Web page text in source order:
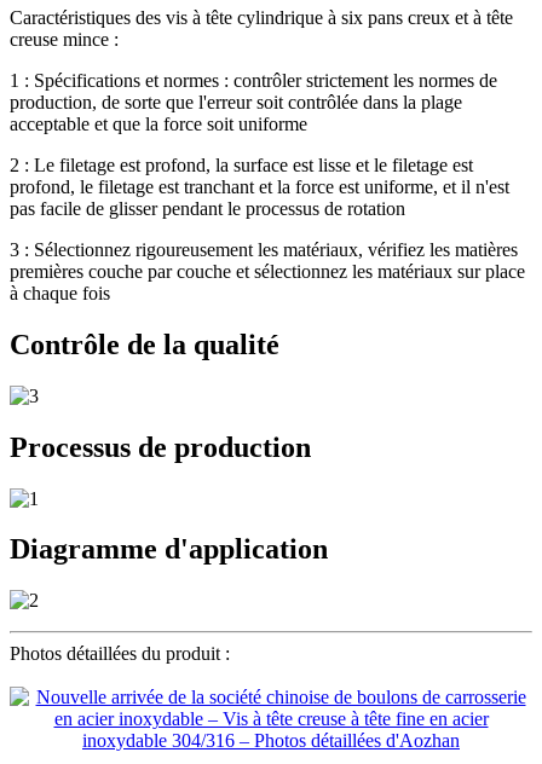
Caractéristiques des vis à tête cylindrique à six pans creux et à tête
creuse mince :
1 : Spécifications et normes : contrôler strictement les normes de
production, de sorte que l'erreur soit contrôlée dans la plage
acceptable et que la force soit uniforme
2 : Le filetage est profond, la surface est lisse et le filetage est
profond, le filetage est tranchant et la force est uniforme, et il n'est
pas facile de glisser pendant le processus de rotation
3 : Sélectionnez rigoureusement les matériaux, vérifiez les matières
premières couche par couche et sélectionnez les matériaux sur place
à chaque fois
Contrôle de la qualité
Processus de production
Diagramme d'application
Photos détaillées du produit :